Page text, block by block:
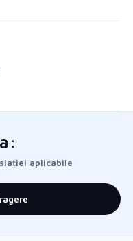
aplicabile